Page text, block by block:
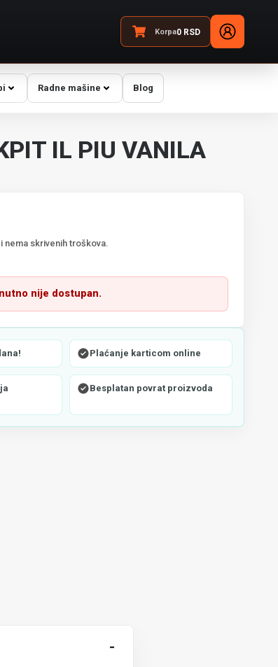
Korpa0RSD
Radne mašine Blog
IL PIU VANILA
nema skrivenih troškova.
nije dostupan.
Plaćanje karticom online
Besplatan povrat proizvoda
-